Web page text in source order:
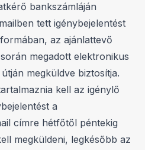
bankszámláján
tett igénybejelentést
az ajánlattevő
megadott elektronikus
megküldve biztosítja.
kell az igénylő
a
címre hétfőtől péntekig
megküldeni, legkésőbb az